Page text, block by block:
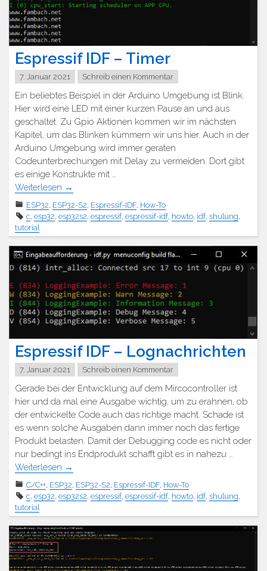
Espressif IDF – Timer
7. Januar 2021 Schreib einen Kommentar
Ein beliebtes Beispiel in der Arduino Umgebung ist Blink.
Hier wird eine LED mit einer kurzen Pause an und aus
geschaltet. Zu Gpio Aktionen kommen wir im nächsten
Kapitel, um das Blinken kümmern wir uns hier. Auch in der
Arduino Umgebung wird immer geraten
Codeunterbrechungen mit Delay zu vermeiden. Dort gibt
es einige Konstrukte mit …
Weiterlesen →
ESP32 ESP32-S2 Espressif-IDF How-To
c esp32 esp32s2 espressif, espressif-idf, howto idf, shulung
tutorial
Espressif IDF – Lognachrichten
7. Januar 2021 Schreib einen Kommentar
Gerade bei der Entwicklung auf dem Mircocontroller ist
hier und da mal eine Ausgabe wichtig, um zu erahnen, ob
der entwickelte Code auch das richtige macht. Schade ist
es wenn solche Ausgaben dann immer noch das fertige
Produkt belasten. Damit der Debugging code es nicht oder
nur bedingt ins Endprodukt schafft gibt es in nahezu …
Weiterlesen →
C/C++ ESP32 ESP32-S2 Espressif-IDF How-To
c esp32 esp32s2 espressif, espressif-idf, howto idf, shulung
tutorial